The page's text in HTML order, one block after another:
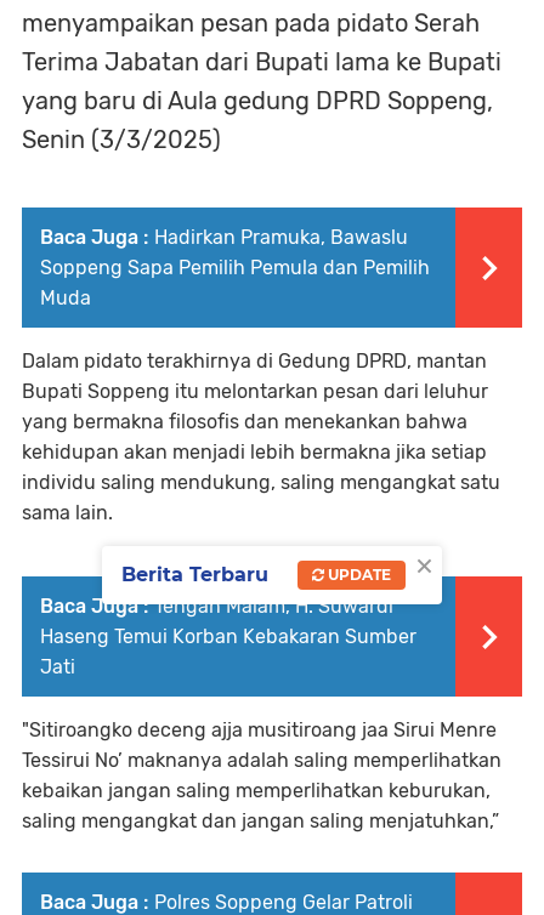
menyampaikan pesan pada pidato Serah
Terima Jabatan dari Bupati lama ke Bupati
yang baru di Aula gedung DPRD Soppeng,
Senin (3/3/2025)
Baca Juga : Hadirkan Pramuka, Bawaslu
Soppeng Sapa Pemilih Pemula dan Pemilih
Muda
Dalam pidato terakhirnya di Gedung DPRD, mantan
Bupati Soppeng itu melontarkan pesan dari leluhur
yang bermakna filosofis dan menekankan bahwa
kehidupan akan menjadi lebih bermakna jika setiap
individu saling mendukung, saling mengangkat satu
sama lain.
Baca Juga : Tengah Malam, H. Suwardi
Haseng Temui Korban Kebakaran Sumber
Jati
"Sitiroangko deceng ajja musitiroang jaa Sirui Menre
Tessirui No’ maknanya adalah saling memperlihatkan
kebaikan jangan saling memperlihatkan keburukan,
saling mengangkat dan jangan saling menjatuhkan,”
Baca Juga : Polres Soppeng Gelar Patroli
×
Berita Terbaru UPDATE